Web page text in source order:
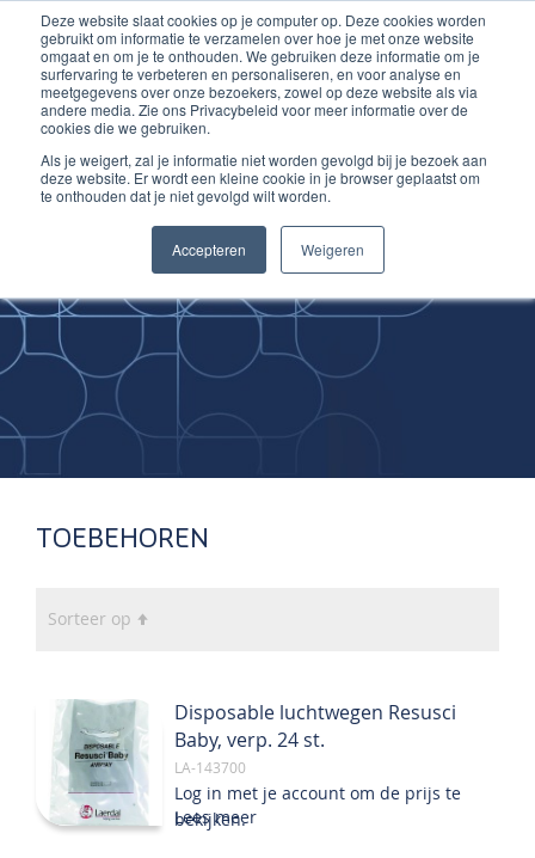
Deze website slaat cookies op je computer op. Deze cookies worden
gebruikt om informatie te verzamelen over hoe je met onze website
omgaat en om je te onthouden. We gebruiken deze informatie om je
surfervaring te verbeteren en personaliseren, en voor analyse en
meetgegevens over onze bezoekers, zowel op deze website als via
andere media. Zie ons Privacybeleid voor meer informatie over de
cookies die we gebruiken.
Als je weigert, zal je informatie niet worden gevolgd bij je bezoek aan
deze website. Er wordt een kleine cookie in je browser geplaatst om
te onthouden dat je niet gevolgd wilt worden.
Accepteren Weigeren
Inloggen account
Ga
naar
de
inhoud
Improving
Medical Skills
TOEBEHOREN
Sorteer op
sorteren
Disposable luchtwegen Resusci
Baby, verp. 24 st.
LA-143700
Log in met je account om de prijs te
bekijken.
Lees meer